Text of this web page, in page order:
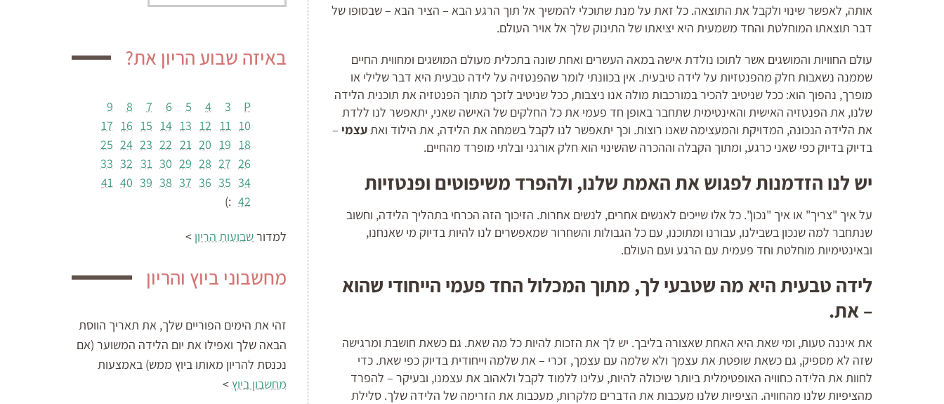
אותה, לאפשר שינוי ולקבל את התוצאה. כל זאת על מנת שתוכלי להמשיך אל תוך הרגע הבא – הציר הבא – שבסופו של
דבר תוצאתו המוחלטת והחד משמעית היא יציאתו של התינוק שלך אל אויר העולם.
עולם החוויות והמושגים אשר לתוכו נולדת אישה במאה העשרים ואחת שונה בתכלית מעולם המושגים ומחווית החיים
שממנה נשאבות חלק מהפנטזיות על לידה טיבעית. אין בכוונתי לומר שהפנטזיה על לידה טבעית היא דבר שלילי או
מופרך, נהפוך הוא: ככל שניטיב להכיר במורכבות מולה אנו ניצבות, ככל שניטיב לזכך מתוך הפנטזיה את תוכנית הלידה
שלנו, את הפנטזיה האישית והאינטימית שתחבר באופן חד פעמי את כל החלקים של האישה שאני, יתאפשר לנו ללדת
את הלידה הנכונה, המדויקת והמעצימה שאנו רוצות. וכך יתאפשר לנו לקבל בשמחה את הלידה, את הילוד ואתעצמי –
בדיוק בדיוק כפי שאני כרגע, ומתוך הקבלה וההכרה שהשינוי הוא חלק אורגני ובלתי מופרד מהחיים.
יש לנו הזדמנות לפגוש את האמת שלנו, ולהפרד משיפוטים ופנטזיות
על איך "צריך" או איך "נכון". כל אלו שייכים לאנשים אחרים, לנשים אחרות. הזיכוך הזה הכרחי בתהליך הלידה, וחשוב
שנתחבר למה שנכון בשבילנו, עבורנו ומתוכנו, עם כל הגבולות והשחרור שמאפשרים לנו להיות בדיוק מי שאנחנו,
ובאינטימיות מוחלטת וחד פעמית עם הרגע ועם העולם.
לידה טבעית היא מה שטבעי לך, מתוך המכלול החד פעמי הייחודי שהוא
– את.
את איננה טעות, ומי שאת היא האחת שאצורה בליבך. יש לך את הזכות להיות כל מה שאת. גם כשאת חושבת ומרגישה
שזה לא מספיק, גם כשאת שופטת את עצמך ולא שלמה עם עצמך, זכרי – את שלמה וייחודית בדיוק כפי שאת. כדי
לחוות את הלידה כחוויה האופטימלית ביותר שיכולה להיות, עלינו ללמוד לקבל ולאהוב את עצמנו, ובעיקר – להפרד
מהציפיות שלנו מהחוויה. הציפיות שלנו מעכבות את הדברים מלקרות, מעכבות את הזרימה של הלידה שלך. סלילת
באיזה שבוע הריון את?
P
3
4
5
6
7
8
9
10
11
12
13
14
15
16
17
18
19
20
21
22
23
24
25
26
27
28
29
30
31
32
33
34
35
36
37
38
39
40
41
42
:)
למדורשבועות הריון >
מחשבוני ביוץ והריון
זהי את הימים הפוריים שלך, את תאריך הווסת
הבאה שלך ואפילו את יום הלידה המשוער (אם
נכנסת להריון מאותו ביוץ ממש) באמצעות
מחשבון ביוץ >